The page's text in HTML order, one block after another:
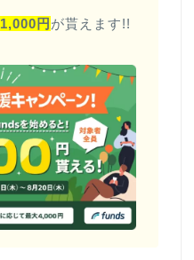
1,000円 が貰えます!!